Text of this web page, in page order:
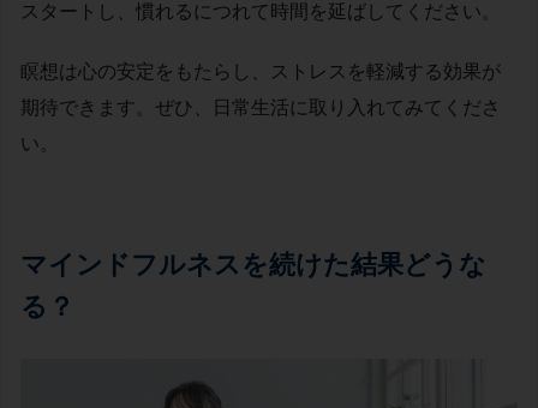
スタートし、慣れるにつれて時間を延ばしてください。
瞑想は心の安定をもたらし、ストレスを軽減する効果が
期待できます。ぜひ、日常生活に取り入れてみてくださ
い。
マインドフルネスを続けた結果どうな
る？